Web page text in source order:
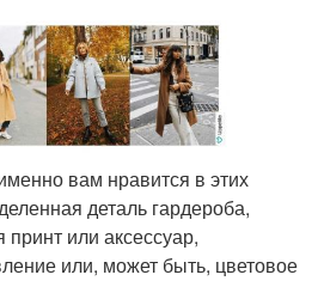
вам нравится в этих
деталь гардероба,
или аксессуар,
или, может быть, цветовое